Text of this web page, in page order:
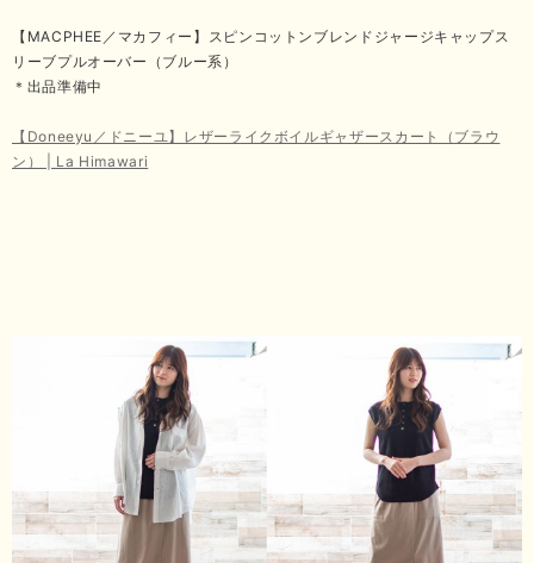
【MACPHEE／マカフィー】スピンコットンブレンドジャージキャップス
リーブプルオーバー（ブルー系）
＊出品準備中
【Doneeyu／ドニーユ】レザーライクボイルギャザースカート（ブラウ
ン） | La Himawari